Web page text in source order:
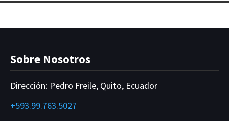
Sobre Nosotros
Dirección: Pedro Freile, Quito, Ecuador
+593.99.763.5027